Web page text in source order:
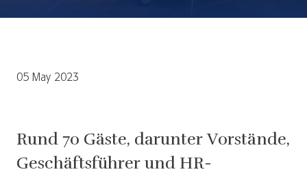
05 May 2023
Rund 70 Gäste, darunter Vorstände,
Geschäftsführer und HR-